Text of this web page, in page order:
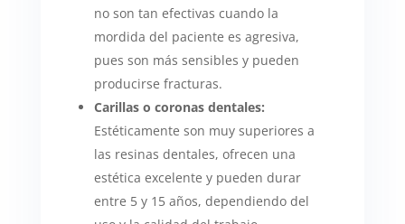
no son tan efectivas cuando la
mordida del paciente es agresiva,
pues son más sensibles y pueden
producirse fracturas.
Carillas o coronas dentales:
Estéticamente son muy superiores a
las resinas dentales, ofrecen una
estética excelente y pueden durar
entre 5 y 15 años, dependiendo del